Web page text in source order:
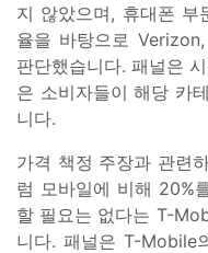
지 않았으며, 휴대폰
율을 바탕으로
판단했습니다. 패널은
은 소비자들이 해당 카
니다.
가격 책정 주장과 관련
럼 모바일에 비해 20%
할 필요는 없다는 T-
니다. 패널은 T-Mobile